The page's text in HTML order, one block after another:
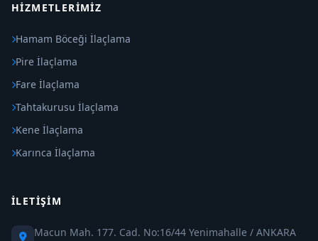
HIZMETLERIMIZ
Hamam Böceği İlaçlama
Pire İlaçlama
Fare İlaçlama
Tahtakurusu İlaçlama
Kene İlaçlama
Karınca İlaçlama
İLETIŞIM
Macun Mah. 177. Cad. No:16/44 Yenimahalle / ANKARA